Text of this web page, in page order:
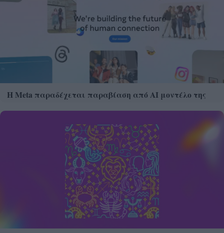
Η Meta παραδέχεται παραβίαση από AI μοντέλο της